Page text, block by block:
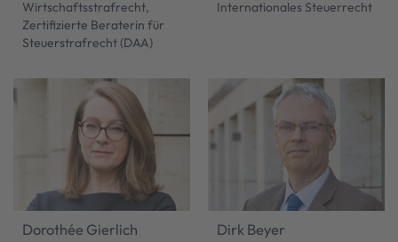
Wirtschaftsstrafrecht,
Zertifizierte Beraterin für
Steuerstrafrecht (DAA)
Internationales Steuerrecht
Dorothée Gierlich Dirk Beyer